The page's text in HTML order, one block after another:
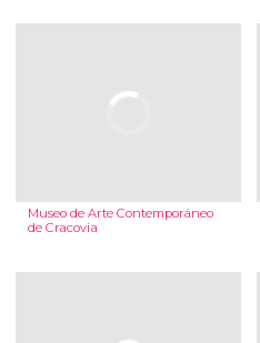
Museo de Arte Contemporáneo
de Cracovia